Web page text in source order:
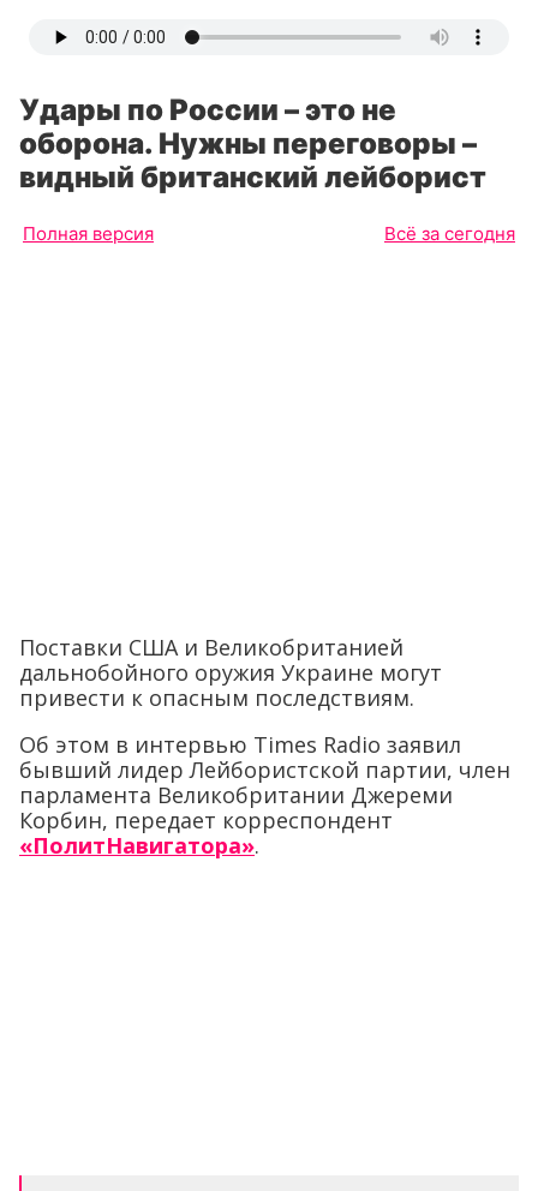
Удары по России – это не
оборона. Нужны переговоры –
видный британский лейборист
Полная версия Всё за сегодня
Поставки США и Великобританией
дальнобойного оружия Украине могут
привести к опасным последствиям.
Об этом в интервью Times Radio заявил
бывший лидер Лейбористской партии, член
парламента Великобритании Джереми
Корбин, передает корреспондент
«ПолитНавигатора».